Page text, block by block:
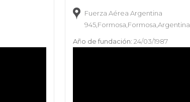
Fuerza Aérea Argentina
945,Formosa,Formosa,Argentina
Año de fundación:24/03/1987